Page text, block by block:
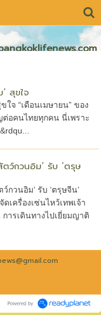
สุขใจ
ใจ “เดือนเมษายน” ของ
อคนไทยทุกคน นี่เพราะ
ตว์กวนอิม’ รับ ‘ตรุษ
กวนอิม’ รับ ‘ตรุษจีน’
เครื่องเซ่นไหว้เทพเจ้า
ารเดินทางไปเยี่ยมญาติ